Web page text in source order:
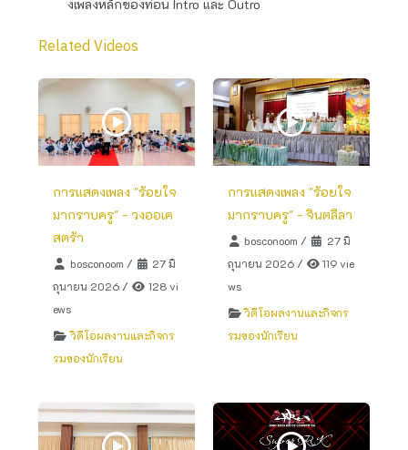
งเพลงหลักของท่อน Intro และ Outro
Related Videos
การแสดงเพลง "ร้อยใจ
มากราบครู" - วงออเค
สตร้า
bosconoom /
27 มิ
ถุนายน 2026 /
128 vi
ews
วิดีโอผลงานและกิจกร
รมของนักเรียน
การแสดงเพลง "ร้อยใจ
มากราบครู" - จินตลีลา
bosconoom /
27 มิ
ถุนายน 2026/
119 vie
ws
วิดีโอผลงานและกิจกร
รมของนักเรียน